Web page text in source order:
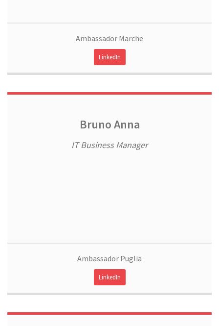
Ambassador Marche
LinkedIn
Bruno Anna
IT Business Manager
Ambassador Puglia
LinkedIn